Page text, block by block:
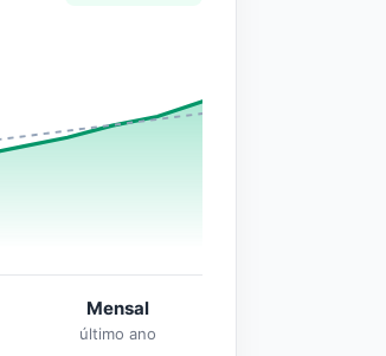
Mensal
último ano